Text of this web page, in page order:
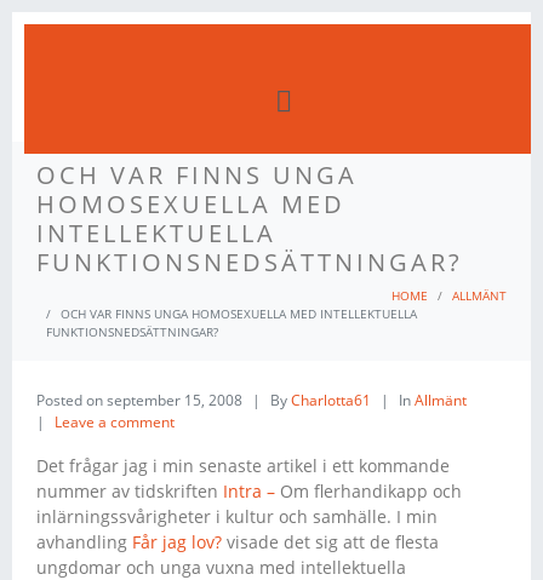
OCH VAR FINNS UNGA
HOMOSEXUELLA MED
INTELLEKTUELLA
FUNKTIONSNEDSÄTTNINGAR?
HOME
ALLMÄNT
OCH VAR FINNS UNGA HOMOSEXUELLA MED INTELLEKTUELLA
FUNKTIONSNEDSÄTTNINGAR?
Posted onseptember 15, 2008 ByCharlotta61 InAllmänt
Leave a comment
Det frågar jag i min senaste artikel i ett kommande
nummer av tidskriften Intra – Om flerhandikapp och
inlärningssvårigheter i kultur och samhälle. I min
avhandling Får jag lov? visade det sig att de flesta
ungdomar och unga vuxna med intellektuella